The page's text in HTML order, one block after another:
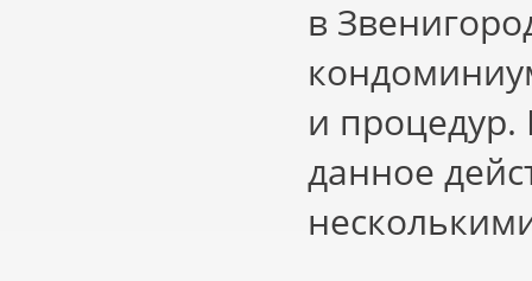
в
и процедур.
данное